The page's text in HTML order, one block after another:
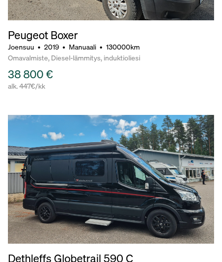
Peugeot Boxer
Joensuu • 2019 • Manuaali • 130000km
Omavalmiste, Diesel-lämmitys, induktioliesi
38 800 €
alk. 447€/kk
Dethleffs Globetrail 590 C